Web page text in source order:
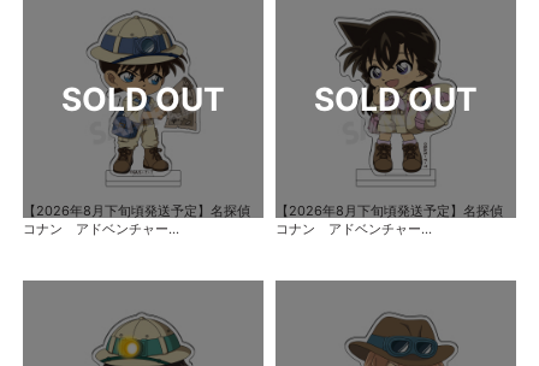
【2026年8月下旬頃発送予定】名探偵
コナン アドベンチャー...
【2026年8月下旬頃発送予定】名探偵
コナン アドベンチャー...